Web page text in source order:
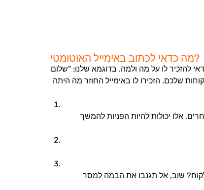
מה כדאי לכתוב באימייל האוטומטי?
להזכיר לו על מה ולמה. בדוגמא שלנו: “שלום
שלכם. הזכירו לו באימייל החוזר מה היתה
אלו יכולות להיות הפניות להמשך
שוב, אל תגנבו את הבמה למסר